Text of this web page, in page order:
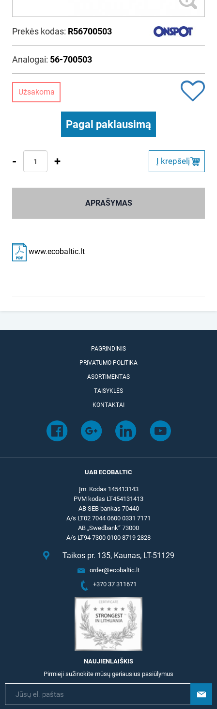
Prekės kodas: R56700503
Analogai: 56-700503
Užsakoma
Pagal paklausimą
- + Į krepšelį
APRAŠYMAS
www.ecobaltic.lt
PAGRINDINIS
PRIVATUMO POLITIKA
ASORTIMENTAS
TAISYKLĖS
KONTAKTAI
UAB ECOBALTIC
Įm. Kodas 145413143
PVM kodas LT454131413
AB SEB bankas 70440
A/s LT02 7044 0600 0331 7171
AB „Swedbank“ 73000
A/s LT94 7300 0100 8719 2828
Taikos pr. 135, Kaunas, LT-51129
order@ecobaltic.lt
+370 37 311671
NAUJIENLAIŠKIS
Pirmieji sužinokite mūsų geriausius pasiūlymus